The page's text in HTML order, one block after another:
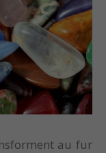
au fur